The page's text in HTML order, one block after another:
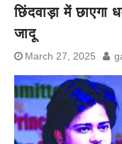
छिंदवाड़ा में छाएगा
जादू
March 27, 2025